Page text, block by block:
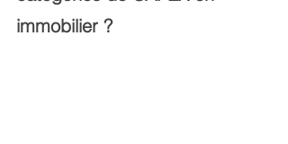
immobilier ?